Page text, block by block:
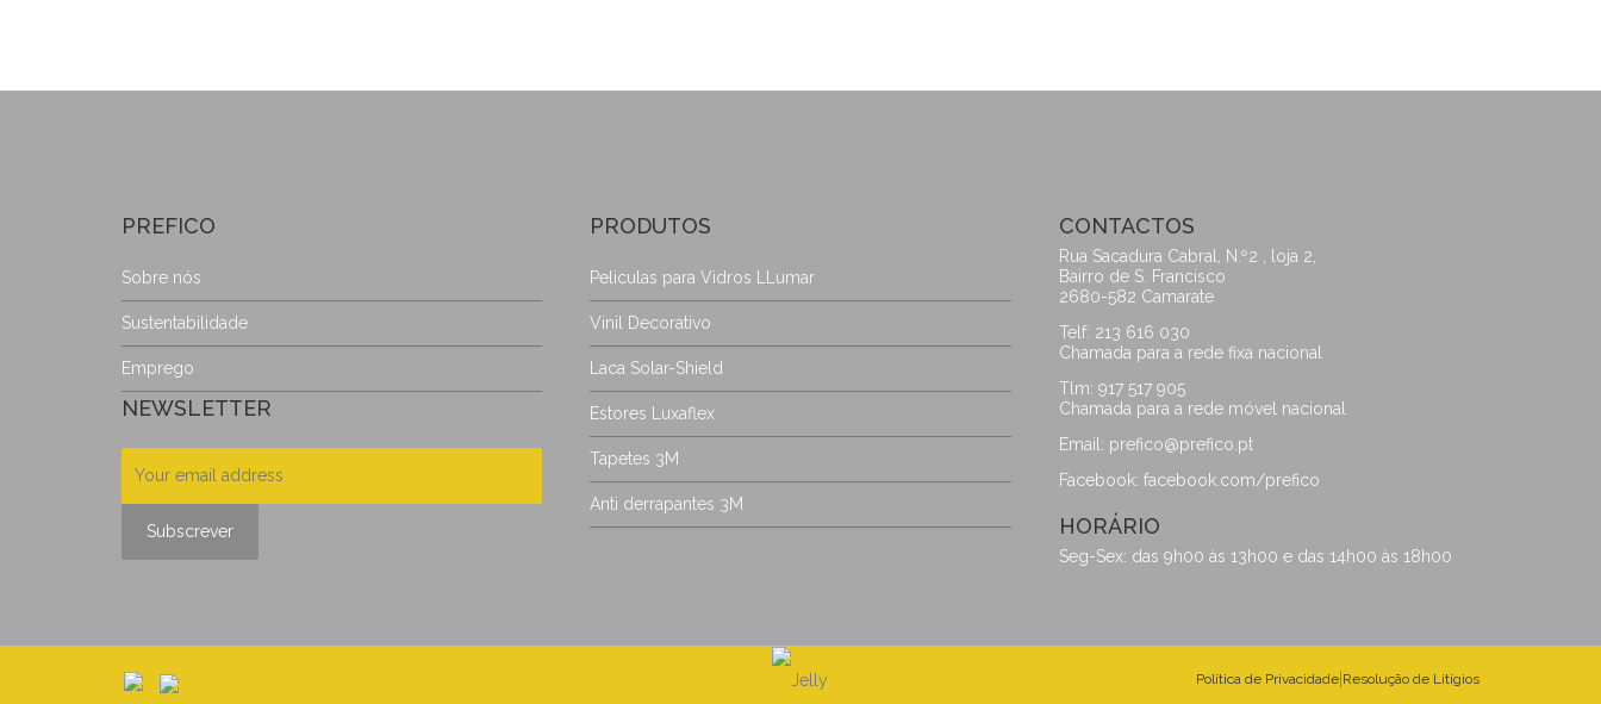
PREFICO
Sobre nós
Sustentabilidade
Emprego
NEWSLETTER
PRODUTOS
Peliculas para Vidros LLumar
Vinil Decorativo
Laca Solar-Shield
Estores Luxaflex
Tapetes 3M
Anti derrapantes 3M
CONTACTOS
Rua Sacadura Cabral, N.º2 , loja 2,
Bairro de S. Francisco
2680-582 Camarate
Telf: 213 616 030
Chamada para a rede fixa nacional
Tlm: 917 517 905
Chamada para a rede móvel nacional
Email: prefico@prefico.pt
Facebook: facebook.com/prefico
HORÁRIO
Seg-Sex: das 9h00 às 13h00 e das 14h00 às 18h00
Resolução de Litígios
|
Política de Privacidade